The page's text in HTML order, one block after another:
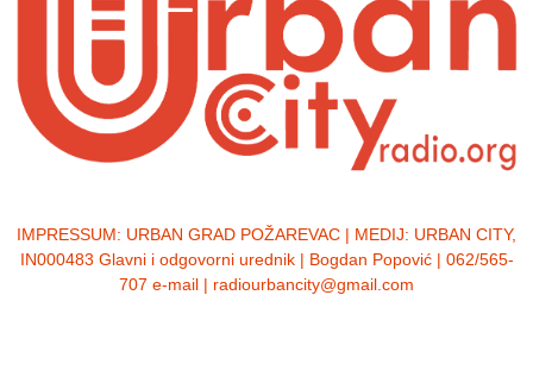
IMPRESSUM: URBAN GRAD POŽAREVAC | MEDIJ: URBAN CITY,
IN000483 Glavni i odgovorni urednik | Bogdan Popović | 062/565-
707 e-mail | radiourbancity@gmail.com